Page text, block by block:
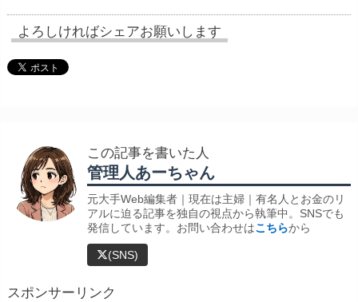
よろしければシェアお願いします
この記事を書いた人
管理人あーちゃん
元大手Web編集者｜現在は主婦｜有名人とお金のリ
アルに迫る記事を独自の視点から執筆中。SNSでも
発信しています。お問い合わせはこちらから
(SNS)
スポンサーリンク